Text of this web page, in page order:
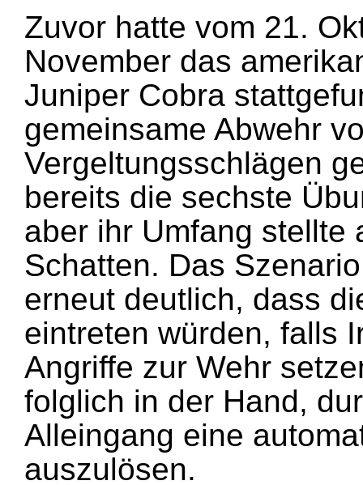
Zuvor hatte vom 21.
November das
Juniper Cobra
gemeinsame Abwehr
Vergeltungsschlägen
bereits die sechste
aber ihr Umfang stellte
Schatten. Das
erneut deutlich, dass
eintreten würden, falls
Angriffe zur Wehr
folglich in der Hand,
Alleingang eine
auszulösen.